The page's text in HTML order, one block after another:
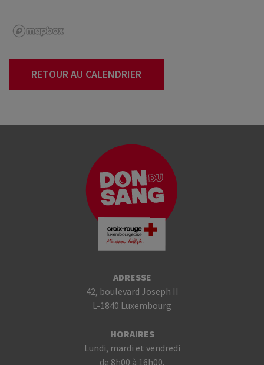
RETOUR AU CALENDRIER
ADRESSE
42, boulevard Joseph II
L-1840 Luxembourg
HORAIRES
Lundi, mardi et vendredi
de 8h00 à 16h00.